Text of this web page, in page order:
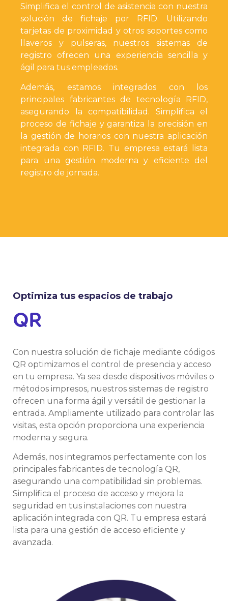
Simplifica el control de asistencia con nuestra
solución de fichaje por RFID. Utilizando
tarjetas de proximidad y otros soportes como
llaveros y pulseras, nuestros sistemas de
registro ofrecen una experiencia sencilla y
ágil para tus empleados.
Además, estamos integrados con los
principales fabricantes de tecnología RFID,
asegurando la compatibilidad. Simplifica el
proceso de fichaje y garantiza la precisión en
la gestión de horarios con nuestra aplicación
integrada con RFID. Tu empresa estará lista
para una gestión moderna y eficiente del
registro de jornada.
Optimiza tus espacios de trabajo
QR
Con nuestra solución de fichaje mediante códigos
QR optimizamos el control de presencia y acceso
en tu empresa. Ya sea desde dispositivos móviles o
métodos impresos, nuestros sistemas de registro
ofrecen una forma ágil y versátil de gestionar la
entrada. Ampliamente utilizado para controlar las
visitas, esta opción proporciona una experiencia
moderna y segura.
Además, nos integramos perfectamente con los
principales fabricantes de tecnología QR,
asegurando una compatibilidad sin problemas.
Simplifica el proceso de acceso y mejora la
seguridad en tus instalaciones con nuestra
aplicación integrada con QR. Tu empresa estará
lista para una gestión de acceso eficiente y
avanzada.